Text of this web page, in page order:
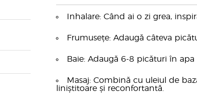
Inhalare: Când ai o zi grea,
Frumusețe: Adaugă câteva
Baie: Adaugă 6-8 picături în
Masaj: Combină cu uleiul de
liniștitoare și reconfortantă.